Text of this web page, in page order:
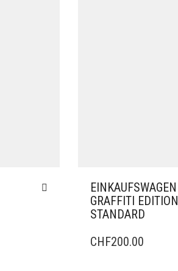
EINKAUFSWAGEN
GRAFFITI EDITION
STANDARD
CHF200.00